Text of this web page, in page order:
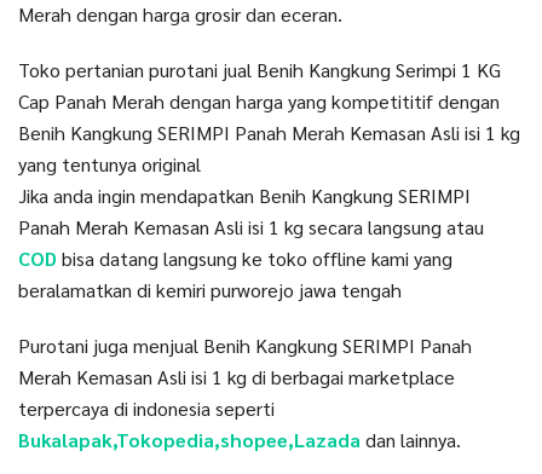
Merah dengan harga grosir dan eceran.
Toko pertanian purotani jual Benih Kangkung Serimpi 1 KG
Cap Panah Merah dengan harga yang kompetititif dengan
Benih Kangkung SERIMPI Panah Merah Kemasan Asli isi 1 kg
yang tentunya original
Jika anda ingin mendapatkan Benih Kangkung SERIMPI
Panah Merah Kemasan Asli isi 1 kg secara langsung atau
COD bisa datang langsung ke toko offline kami yang
beralamatkan di kemiri purworejo jawa tengah
Purotani juga menjual Benih Kangkung SERIMPI Panah
Merah Kemasan Asli isi 1 kg di berbagai marketplace
terpercaya di indonesia seperti
Bukalapak,Tokopedia,shopee,Lazada dan lainnya.